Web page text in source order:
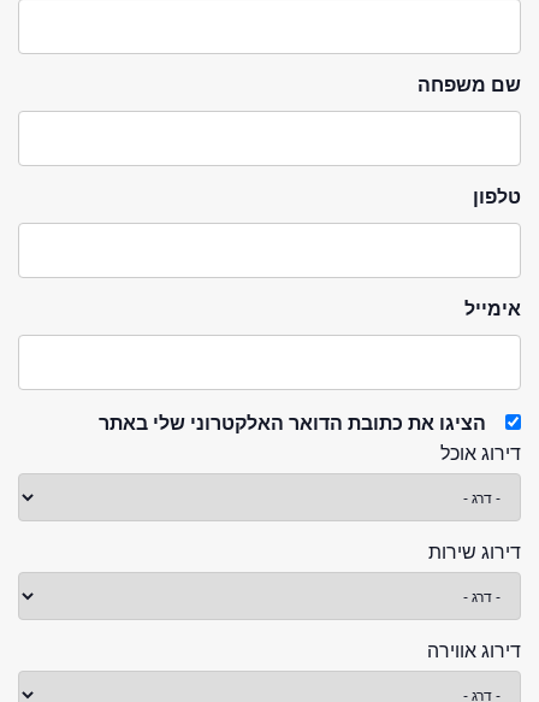
שם משפחה
טלפון
אימייל
הציגו את כתובת הדואר האלקטרוני שלי באתר
דירוג אוכל
דירוג שירות
דירוג אווירה